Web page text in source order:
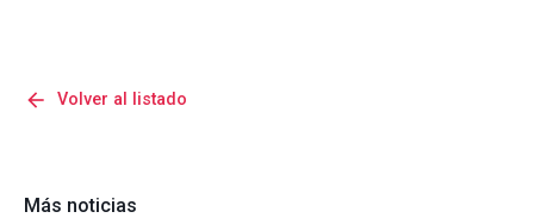
arrow_back Volver al listado
Más noticias